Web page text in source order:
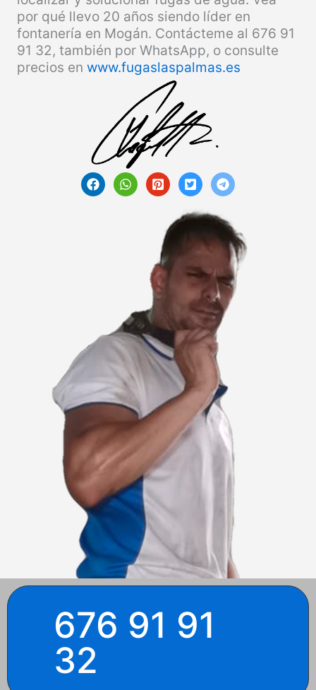
por qué llevo 20 años siendo líder en
fontanería en Mogán. Contácteme al 676 91
91 32, también por WhatsApp, o consulte
precios en www.fugaslaspalmas.es
676 91 91
32